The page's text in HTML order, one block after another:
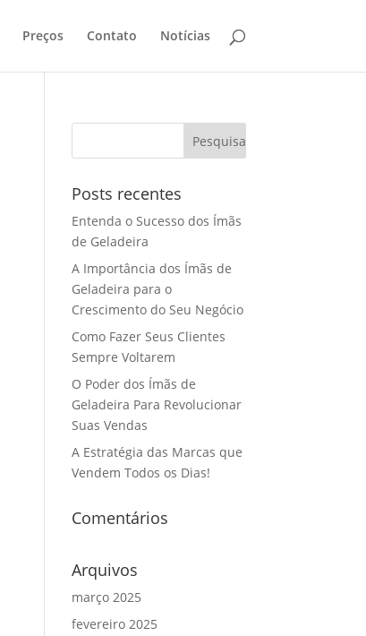
Preços Contato Notícias
Posts recentes
Entenda o Sucesso dos Ímãs
de Geladeira
A Importância dos Ímãs de
Geladeira para o
Crescimento do Seu Negócio
Como Fazer Seus Clientes
Sempre Voltarem
O Poder dos Ímãs de
Geladeira Para Revolucionar
Suas Vendas
A Estratégia das Marcas que
Vendem Todos os Dias!
Comentários
Arquivos
março 2025
fevereiro 2025